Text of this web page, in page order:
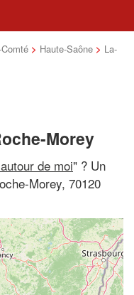
> Haute-Saône > La-
Morey
de moi" ? Un
Morey, 70120